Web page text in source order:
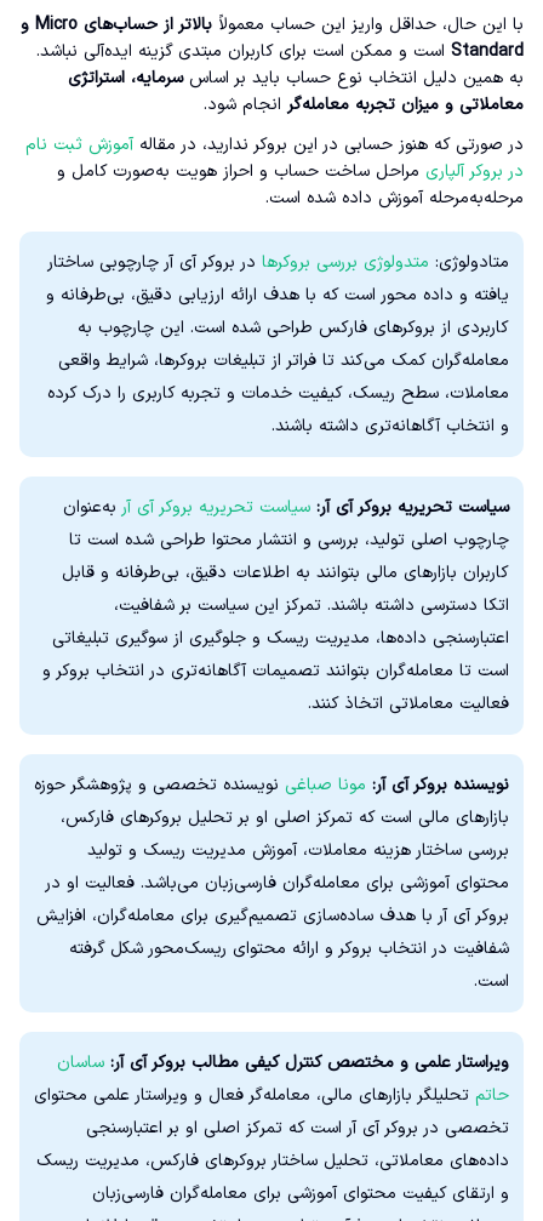
با این حال، حداقل واریز این حساب معمولاً
بالاتر از حساب‌های Micro و
Standard است و ممکن است برای کاربران مبتدی گزینه ایده‌آلی نباشد.
به همین دلیل انتخاب نوع حساب باید بر اساسسرمایه، استراتژی
معاملاتی و میزان تجربه معامله‌گر انجام شود.
در صورتی که هنوز حسابی در این بروکر ندارید، در مقاله آموزش ثبت نام
در بروکر آلپاری مراحل ساخت حساب و احراز هویت به‌صورت کامل و
مرحله‌به‌مرحله آموزش داده شده است.
متادولوژی: متدولوژی بررسی بروکرها در بروکر آی آر چارچوبی ساختار
یافته و داده‌ محور است که با هدف ارائه ارزیابی دقیق، بی‌طرفانه و
کاربردی از بروکرهای فارکس طراحی شده است. این چارچوب به
معامله‌گران کمک می‌کند تا فراتر از تبلیغات بروکرها، شرایط واقعی
معاملات، سطح ریسک، کیفیت خدمات و تجربه کاربری را درک کرده
و انتخاب آگاهانه‌تری داشته باشند.
سیاست تحریریه بروکر آی آر: سیاست تحریریه بروکر آی آر به‌عنوان
چارچوب اصلی تولید، بررسی و انتشار محتوا طراحی شده است تا
کاربران بازارهای مالی بتوانند به اطلاعات دقیق، بی‌طرفانه و قابل
اتکا دسترسی داشته باشند. تمرکز این سیاست بر شفافیت،
اعتبارسنجی داده‌ها، مدیریت ریسک و جلوگیری از سوگیری تبلیغاتی
است تا معامله‌گران بتوانند تصمیمات آگاهانه‌تری در انتخاب بروکر و
فعالیت معاملاتی اتخاذ کنند.
نویسنده بروکر آی آر: مونا صباغی نویسنده تخصصی و پژوهشگر حوزه
بازارهای مالی است که تمرکز اصلی او بر تحلیل بروکرهای فارکس،
بررسی ساختار هزینه معاملات، آموزش مدیریت ریسک و تولید
محتوای آموزشی برای معامله‌گران فارسی‌زبان می‌باشد. فعالیت او در
بروکر آی آر با هدف ساده‌سازی تصمیم‌گیری برای معامله‌گران، افزایش
شفافیت در انتخاب بروکر و ارائه محتوای ریسک‌محور شکل گرفته
است.
ویراستار علمی و مختصص کنترل کیفی مطالب بروکر آی آر: ساسان
حاتم تحلیلگر بازارهای مالی، معامله‌گر فعال و ویراستار علمی محتوای
تخصصی در بروکر آی آر است که تمرکز اصلی او بر اعتبارسنجی
داده‌های معاملاتی، تحلیل ساختار بروکرهای فارکس، مدیریت ریسک
و ارتقای کیفیت محتوای آموزشی برای معامله‌گران فارسی‌زبان